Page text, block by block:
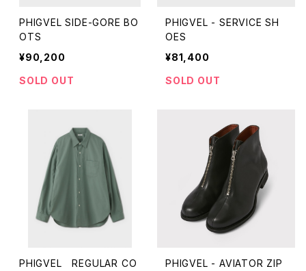
PHIGVEL SIDE-GORE BO
OTS
¥90,200
SOLD OUT
PHIGVEL - SERVICE SH
OES
¥81,400
SOLD OUT
PHIGVEL REGULAR CO
PHIGVEL - AVIATOR ZIP